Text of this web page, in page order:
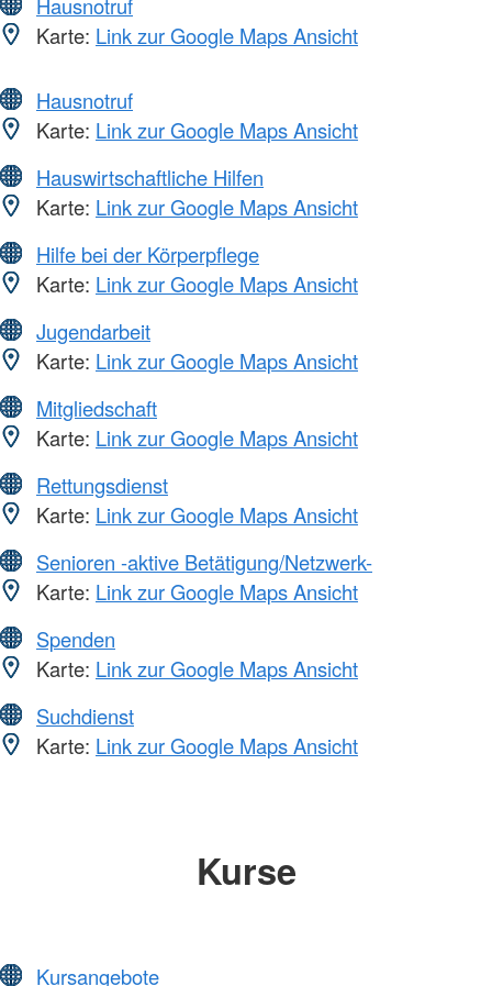
Karte: Link zur Google Maps Ansicht
Hausnotruf
Karte: Link zur Google Maps Ansicht
Hauswirtschaftliche Hilfen
Karte: Link zur Google Maps Ansicht
Hilfe bei der Körperpflege
Karte: Link zur Google Maps Ansicht
Jugendarbeit
Karte: Link zur Google Maps Ansicht
Mitgliedschaft
Karte: Link zur Google Maps Ansicht
Rettungsdienst
Karte: Link zur Google Maps Ansicht
Senioren -aktive Betätigung/Netzwerk-
Karte: Link zur Google Maps Ansicht
Spenden
Karte: Link zur Google Maps Ansicht
Suchdienst
Karte: Link zur Google Maps Ansicht
Kurse
Kursangebote